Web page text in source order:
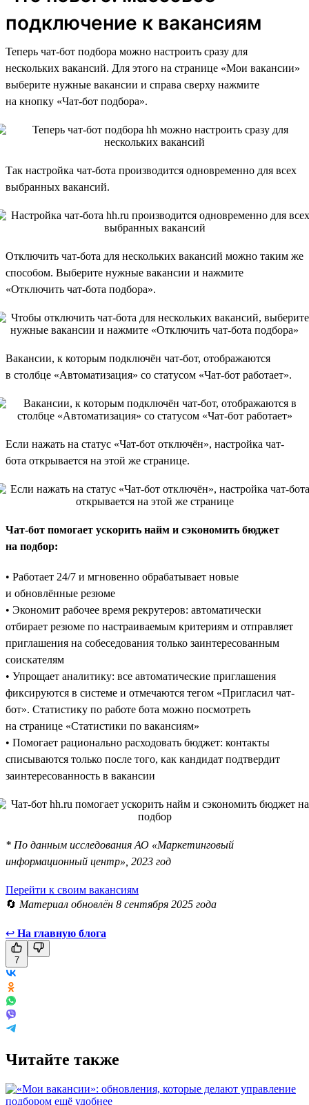
подключение к вакансиям
Теперь чат-бот подбора можно настроить сразу для
нескольких вакансий. Для этого на странице «Мои вакансии»
выберите нужные вакансии и справа сверху нажмите
на кнопку «Чат-бот подбора».
Так настройка чат-бота производится одновременно для всех
выбранных вакансий.
Отключить чат-бота для нескольких вакансий можно таким же
способом. Выберите нужные вакансии и нажмите
«Отключить чат-бота подбора».
Вакансии, к которым подключён чат-бот, отображаются
в столбце «Автоматизация» со статусом «Чат-бот работает».
Если нажать на статус «Чат-бот отключён», настройка чат-
бота открывается на этой же странице.
Чат-бот помогает ускорить найм и сэкономить бюджет
на подбор:
• Работает 24/7 и мгновенно обрабатывает новые
и обновлённые резюме
• Экономит рабочее время рекрутеров: автоматически
отбирает резюме по настраиваемым критериям и отправляет
приглашения на собеседования только заинтересованным
соискателям
• Упрощает аналитику: все автоматические приглашения
фиксируются в системе и отмечаются тегом «Пригласил чат-
бот». Статистику по работе бота можно посмотреть
на странице «Статистики по вакансиям»
• Помогает рационально расходовать бюджет: контакты
списываются только после того, как кандидат подтвердит
заинтересованность в вакансии
* По данным исследования АО «Маркетинговый
информационный центр», 2023 год
Перейти к своим вакансиям
🔄 Материал обновлён 8 сентября 2025 года
↩ На главную блога
7
Читайте также